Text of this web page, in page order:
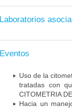
Laboratorios
Eventos
Uso de la
tratadas con
CITOMETRIA
Hacia un